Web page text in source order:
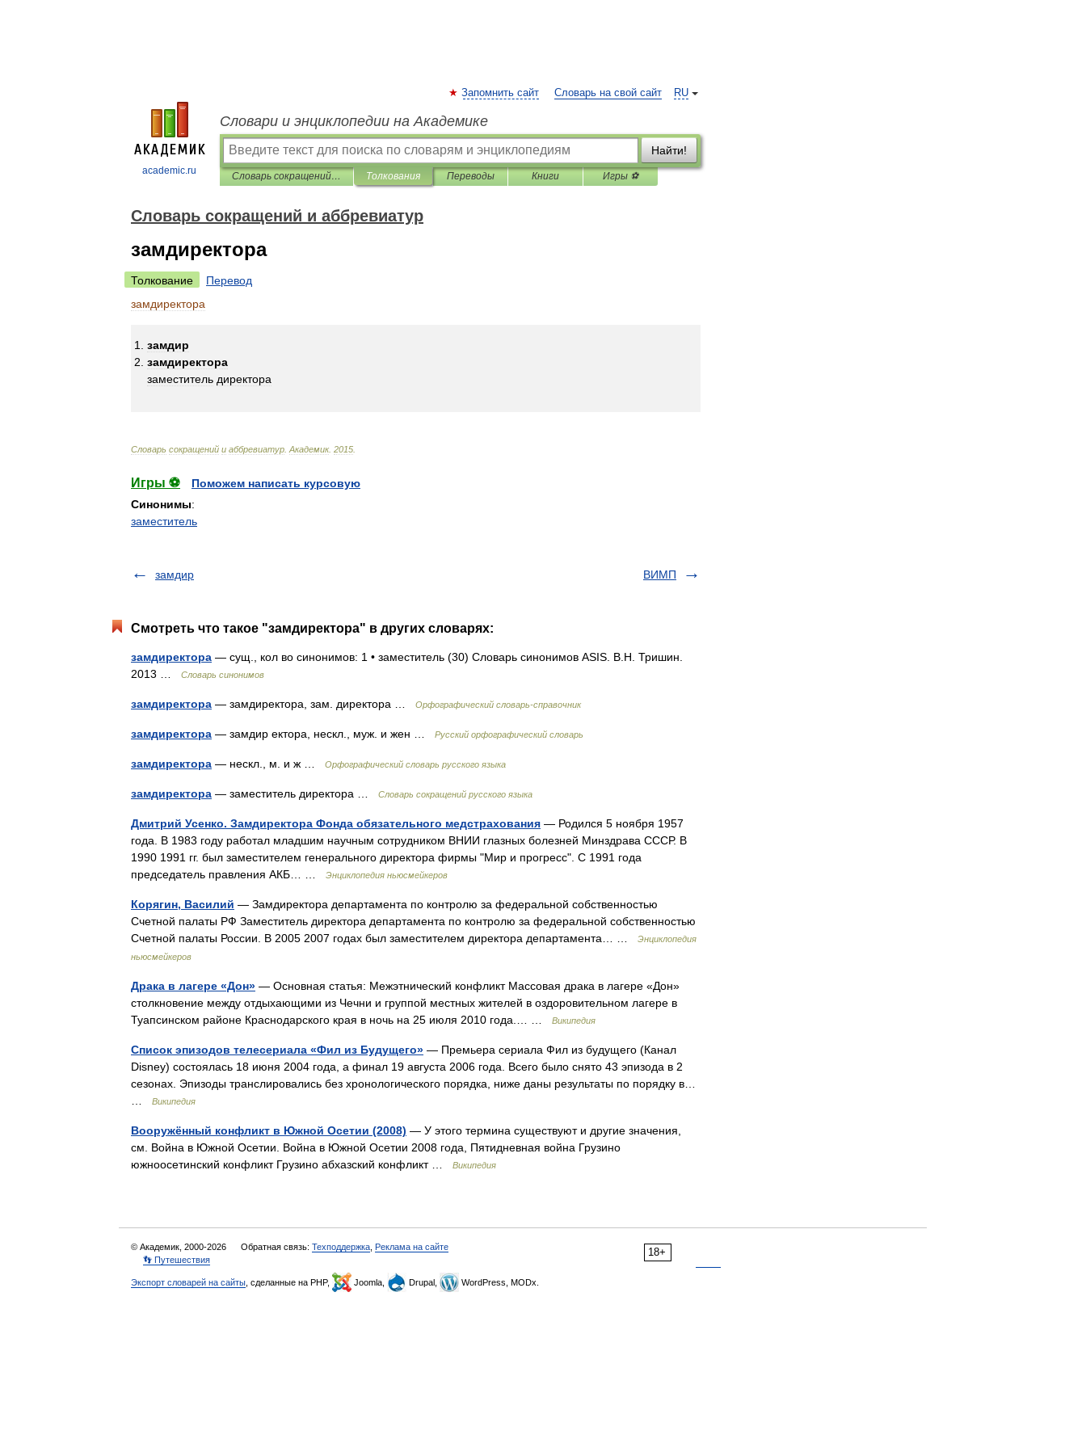
academic.ru
RU
Запомнить сайт Словарь на свой сайт
Словари и энциклопедии на Академике
Найти!
Словарь сокращений и аббревиатур Толкования Переводы Книги Игры ⚽
Словарь сокращений и аббревиатур
замдиректора
Толкование
Перевод
замдиректора
замдир
замдиректора
заместитель директора
Словарь сокращений и аббревиатур Академик. 2015
Игры ⚽
Поможем написать курсовую
Синонимы:
заместитель
замдир ВИМП
Смотреть что такое "замдиректора" в других словарях:
замдиректора — сущ., кол во синонимов: 1 • заместитель (30) Словарь синонимов ASIS. В.Н. Тришин.
2013 …
Словарь синонимов
замдиректора — замдиректора, зам. директора … Орфографический словарь-справочник
замдиректора — замдир ектора, нескл., муж. и жен … Русский орфографический словарь
замдиректора — нескл., м. и ж … Орфографический словарь русского языка
замдиректора — заместитель директора … Словарь сокращений русского языка
Дмитрий Усенко. Замдиректора Фонда обязательного медстрахования — Родился 5 ноября 1957
года. В 1983 году работал младшим научным сотрудником ВНИИ глазных болезней Минздрава СССР. В
1990 1991 гг. был заместителем генерального директора фирмы "Мир и прогресс". С 1991 года
председатель правления АКБ… …
Энциклопедия ньюсмейкеров
Корягин, Василий — Замдиректора департамента по контролю за федеральной собственностью
Счетной палаты РФ Заместитель директора департамента по контролю за федеральной собственностью
Счетной палаты России. В 2005 2007 годах был заместителем директора департамента… …
Энциклопедия
ньюсмейкеров
Драка в лагере «Дон» — Основная статья: Межэтнический конфликт Массовая драка в лагере «Дон»
столкновение между отдыхающими из Чечни и группой местных жителей в оздоровительном лагере в
Туапсинском районе Краснодарского края в ночь на 25 июля 2010 года.… …
Википедия
Список эпизодов телесериала «Фил из Будущего» — Премьера сериала Фил из будущего (Канал
Disney) состоялась 18 июня 2004 года, а финал 19 августа 2006 года. Всего было снято 43 эпизода в 2
сезонах. Эпизоды транслировались без хронологического порядка, ниже даны результаты по порядку в…
Википедия
Вооружённый конфликт в Южной Осетии (2008) — У этого термина существуют и другие значения,
см. Война в Южной Осетии. Война в Южной Осетии 2008 года, Пятидневная война Грузино
южноосетинский конфликт Грузино абхазский конфликт …
Википедия
18+
© Академик, 2000-2026 Обратная связь: Техподдержка Реклама на сайте
👣 Путешествия
Экспорт словарей на сайты , сделанные на PHP, Joomla, Drupal, WordPress, MODx.